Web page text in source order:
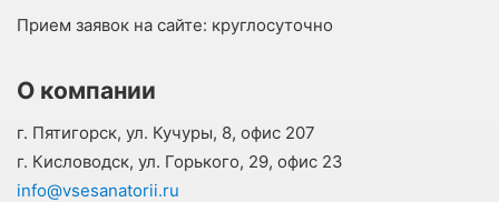
Прием заявок на сайте: круглосуточно
О компании
г. Пятигорск, ул. Кучуры, 8, офис 207
г. Кисловодск, ул. Горького, 29, офис 23
info@vsesanatorii.ru